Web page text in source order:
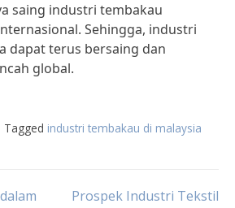
saing industri tembakau
Sehingga, industri
dapat terus bersaing dan
global.
Tagged industri tembakau di malaysia
Prospek Industri Tekstil